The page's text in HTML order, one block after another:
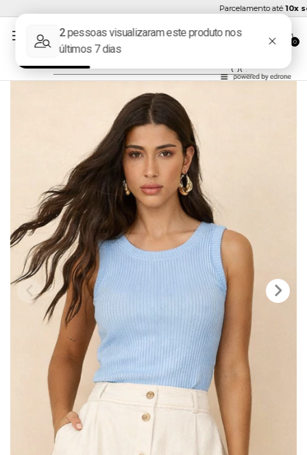
Parcelamento até10x
0